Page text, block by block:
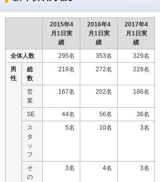
2015年4
月1日実
績
2016年4
月1日実
績
2017年4
月1日実
績
全体人数
295名 353名
329名
男
性
総
数
219名 272名 228名
営
業
167名 202名 186名
SE 44名 56名
36名
ス
タ
ッ
フ
5名 10名 3名
そ
の
3名 4名 3名